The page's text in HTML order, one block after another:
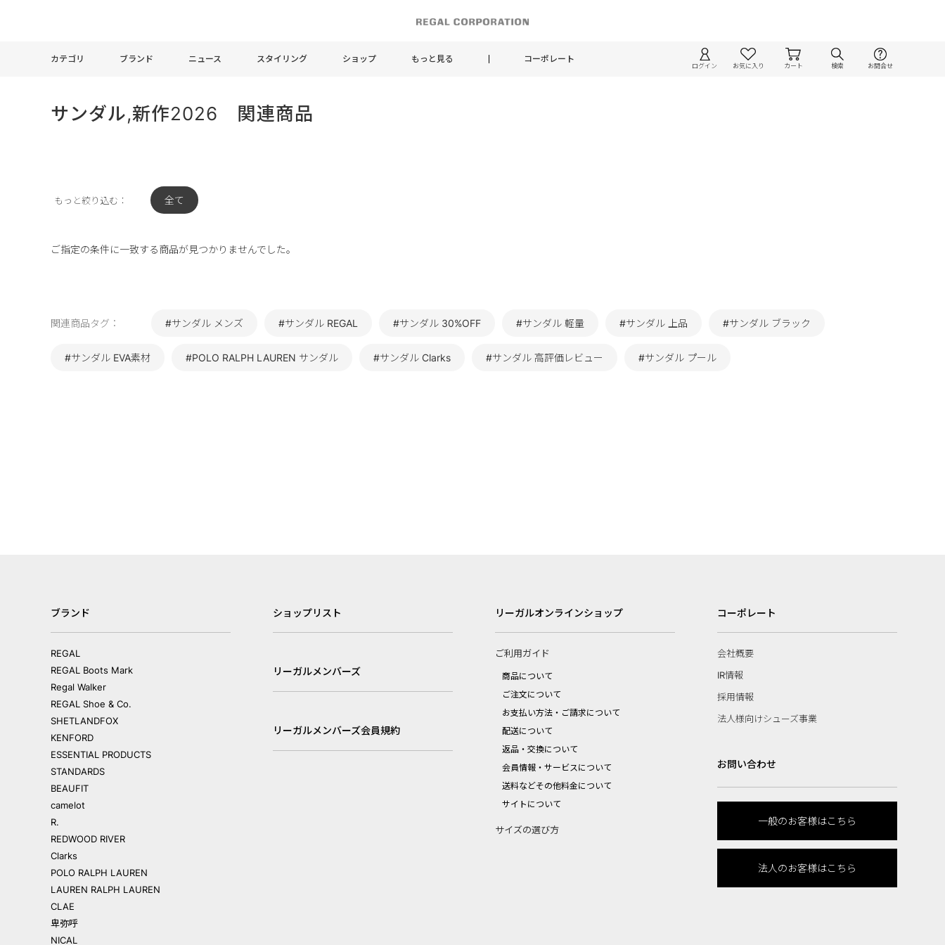
カテゴリ ブランド ニュース スタイリング ショップ もっと見る コーポレート
ログイン お気に入り カート 検索 お問合せ
サンダル,新作2026 関連商品
もっと絞り込む： 全て
ご指定の条件に一致する商品が見つかりませんでした。
関連商品タグ： #サンダル メンズ #サンダル REGAL #サンダル 30%OFF #サンダル 軽量 #サンダル 上品 #サンダル ブラック
#サンダル EVA素材 #POLO RALPH LAUREN サンダル #サンダル Clarks #サンダル 高評価レビュー #サンダル プール
ブランド
REGAL
REGAL Boots Mark
Regal Walker
REGAL Shoe & Co.
SHETLANDFOX
KENFORD
ESSENTIAL PRODUCTS
STANDARDS
BEAUFIT
camelot
R.
REDWOOD RIVER
Clarks
POLO RALPH LAUREN
LAUREN RALPH LAUREN
CLAE
卑弥呼
NICAL
ショップリスト
リーガルメンバーズ
リーガルメンバーズ会員規約
リーガルオンラインショップ
ご利用ガイド
商品について
ご注文について
お支払い方法・ご請求について
配送について
返品・交換について
会員情報・サービスについて
送料などその他料金について
サイトについて
サイズの選び方
コーポレート
会社概要
IR情報
採用情報
法人様向けシューズ事業
お問い合わせ
一般のお客様はこちら
法人のお客様はこちら